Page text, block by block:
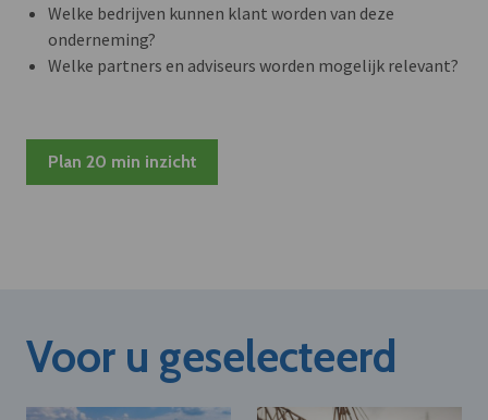
Welke bedrijven kunnen klant worden van deze
onderneming?
Welke partners en adviseurs worden mogelijk relevant?
Plan 20 min inzicht
Voor u geselecteerd